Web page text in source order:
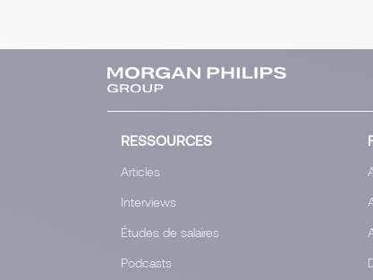
RESSOURCES
Articles
Interviews
Études de salaires
Podcasts